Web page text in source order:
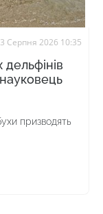
Серпня 2026 10:35
призводять